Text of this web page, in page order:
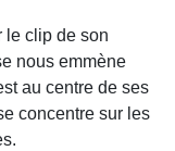
le clip de son
nous emmène
au centre de ses
concentre sur les